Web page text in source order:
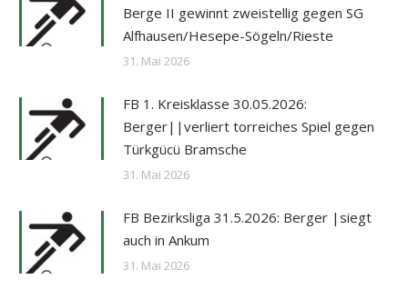
Berge II gewinnt zweistellig gegen SG
Alfhausen/Hesepe-Sögeln/Rieste
31. Mai 2026
FB 1. Kreisklasse 30.05.2026:
Berger||verliert torreiches Spiel gegen
Türkgücü Bramsche
31. Mai 2026
FB Bezirksliga 31.5.2026: Berger |siegt
auch in Ankum
31. Mai 2026